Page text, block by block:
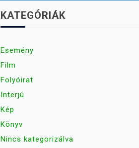
KATEGÓRIÁK
Esemény
Film
Folyóirat
Interjú
Kép
Könyv
Nincs kategorizálva